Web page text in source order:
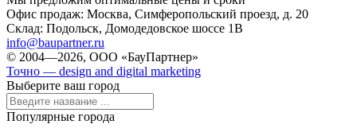
Офис продаж: Москва, Симферопольский проезд, д. 20
Склад: Подольск, Домодедовское шоссе 1В
info@baupartner.ru
© 2004—2026, ООО «БауПартнер»
Точно — design and digital marketing
Выберите ваш город
Популярные города